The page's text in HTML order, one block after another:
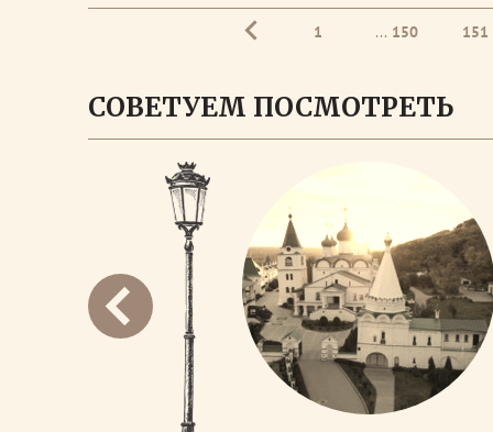
1 ... 150 151
СОВЕТУЕМ ПОСМОТРЕТЬ